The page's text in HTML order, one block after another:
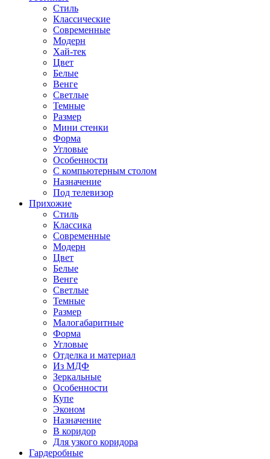
Стиль
Классические
Современные
Модерн
Хай-тек
Цвет
Белые
Венге
Светлые
Темные
Размер
Мини стенки
Форма
Угловые
Особенности
С компьютерным столом
Назначение
Под телевизор
Прихожие
Стиль
Классика
Современные
Модерн
Цвет
Белые
Венге
Светлые
Темные
Размер
Малогабаритные
Форма
Угловые
Отделка и материал
Из МДФ
Зеркальные
Особенности
Купе
Эконом
Назначение
В коридор
Для узкого коридора
Гардеробные